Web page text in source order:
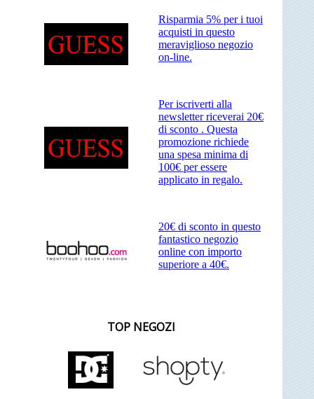
Risparmia 5% per i tuoi
acquisti in questo
meraviglioso negozio
on-line.
Per iscriverti alla
newsletter riceverai 20€
di sconto . Questa
promozione richiede
una spesa minima di
100€ per essere
applicato in regalo.
20€ di sconto in questo
fantastico negozio
online con importo
superiore a 40€.
TOP NEGOZI